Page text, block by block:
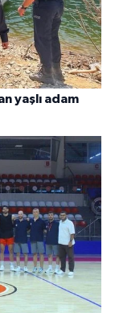
yaşlı adam